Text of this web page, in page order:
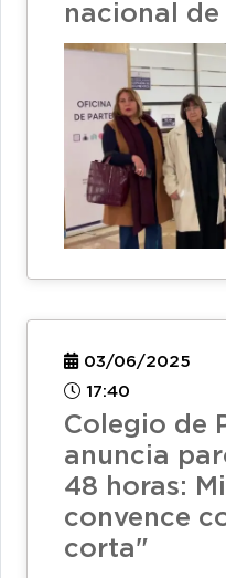
nacional de
03/06/2025
17:40
Colegio de
anuncia
48 horas:
convence
corta"